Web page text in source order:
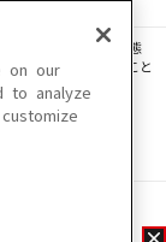
音声等を、手段や形態
ファイル化などすること
あります。
ります。
on our
to analyze